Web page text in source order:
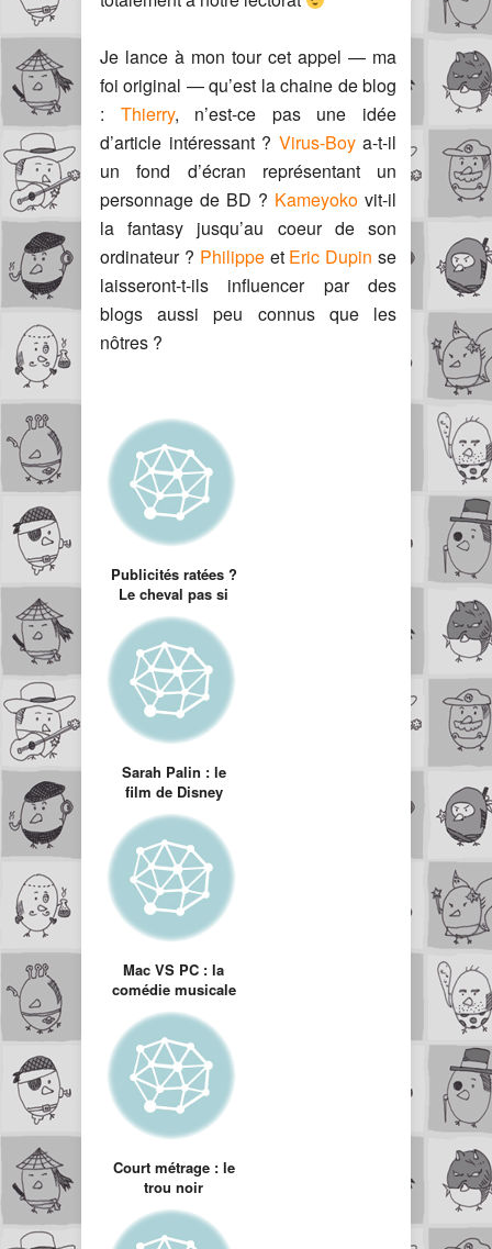
Je lance à mon tour cet appel — ma
foi original — qu’est la chaine de blog
: Thierry, n’est-ce pas une idée
d’article intéressant ? Virus-Boya-t-il
un fond d’écran représentant un
personnage de BD ? Kameyoko vit-il
la fantasy jusqu’au coeur de son
ordinateur ? Philippeet Eric Dupin se
laisseront-t-ils influencer par des
blogs aussi peu connus que les
nôtres ?
Publicités ratées ?
Le cheval pas si
génial
Sarah Palin : le
film de Disney
Mac VS PC : la
comédie musicale
Court métrage : le
trou noir